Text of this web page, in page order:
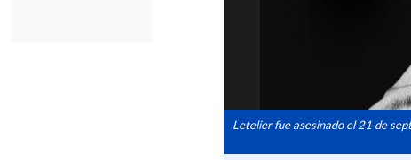
Letelier fue asesinado el 21 de